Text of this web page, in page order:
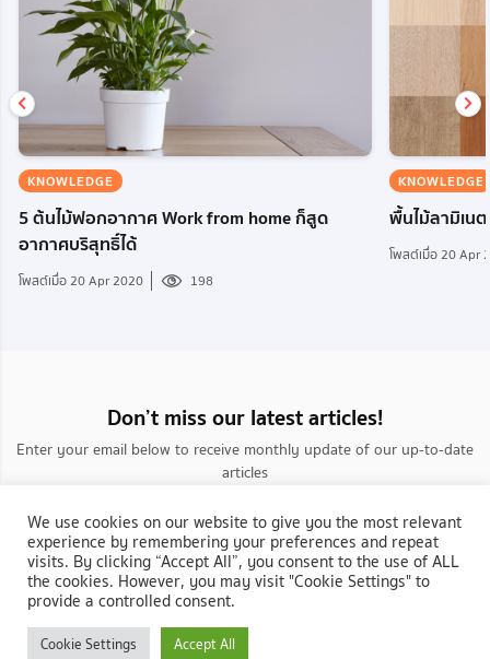
KNOWLEDGE
5 ต้นไม้ฟอกอากาศ Work from home ก็สูด
อากาศบริสุทธิ์ได้
โพสต์เมื่อ 20 Apr 2020 198
KNOWLEDGE
พื้นไม้ลามิเนต
โพสต์เมื่อ 20 Apr
Don’t miss our latest articles!
Enter your email below to receive monthly update of our up-to-date
articles
กลับสู่ NocNoc.com
We use cookies on our website to give you the most relevant
experience by remembering your preferences and repeat
visits. By clicking “Accept All”, you consent to the use of ALL
the cookies. However, you may visit "Cookie Settings" to
provide a controlled consent.
Cookie Settings Accept All